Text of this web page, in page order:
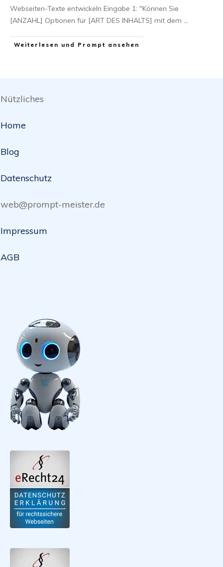
Webseiten-Texte entwickeln Eingabe 1: "Können Sie
[ANZAHL] Optionen für [ART DES INHALTS] mit dem ...
Weiterlesen und Prompt ansehen
Nützliches
Home
Blog
Datenschutz
web@prompt-meister.de
Impressum
AGB